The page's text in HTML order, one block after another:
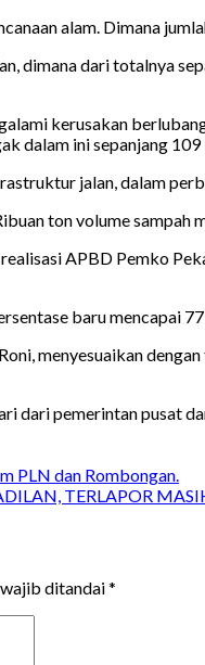
alam. Dimana
dimana dari totalnya
kerusakan
dalam ini sepanjang
jalan, dalam
ton volume
APBD Pemko
baru mencapai
menyesuaikan
dari pemerintan pusat
PLN dan Rombongan.
TERLAPOR
wajib ditandai*